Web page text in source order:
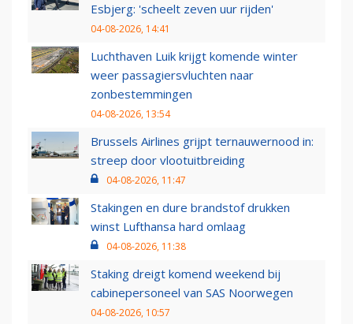
Esbjerg: 'scheelt zeven uur rijden'
04-08-2026, 14:41
Luchthaven Luik krijgt komende winter
weer passagiersvluchten naar
zonbestemmingen
04-08-2026, 13:54
Brussels Airlines grijpt ternauwernood in:
streep door vlootuitbreiding
04-08-2026, 11:47
Stakingen en dure brandstof drukken
winst Lufthansa hard omlaag
04-08-2026, 11:38
Staking dreigt komend weekend bij
cabinepersoneel van SAS Noorwegen
04-08-2026, 10:57